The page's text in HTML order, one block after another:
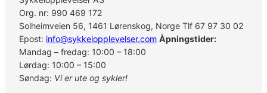
6
0
0
4
0
T
Org. nr: 990 469 172
Solheimveien 56, 1461 Lørenskog, Norge Tlf 67 97 30 02
Epost: info@sykkelopplevelser.com Åpningstider:
Mandag – fredag: 10:00 – 18:00
Lørdag: 10:00 – 15:00
Søndag: Vi er ute og sykler!